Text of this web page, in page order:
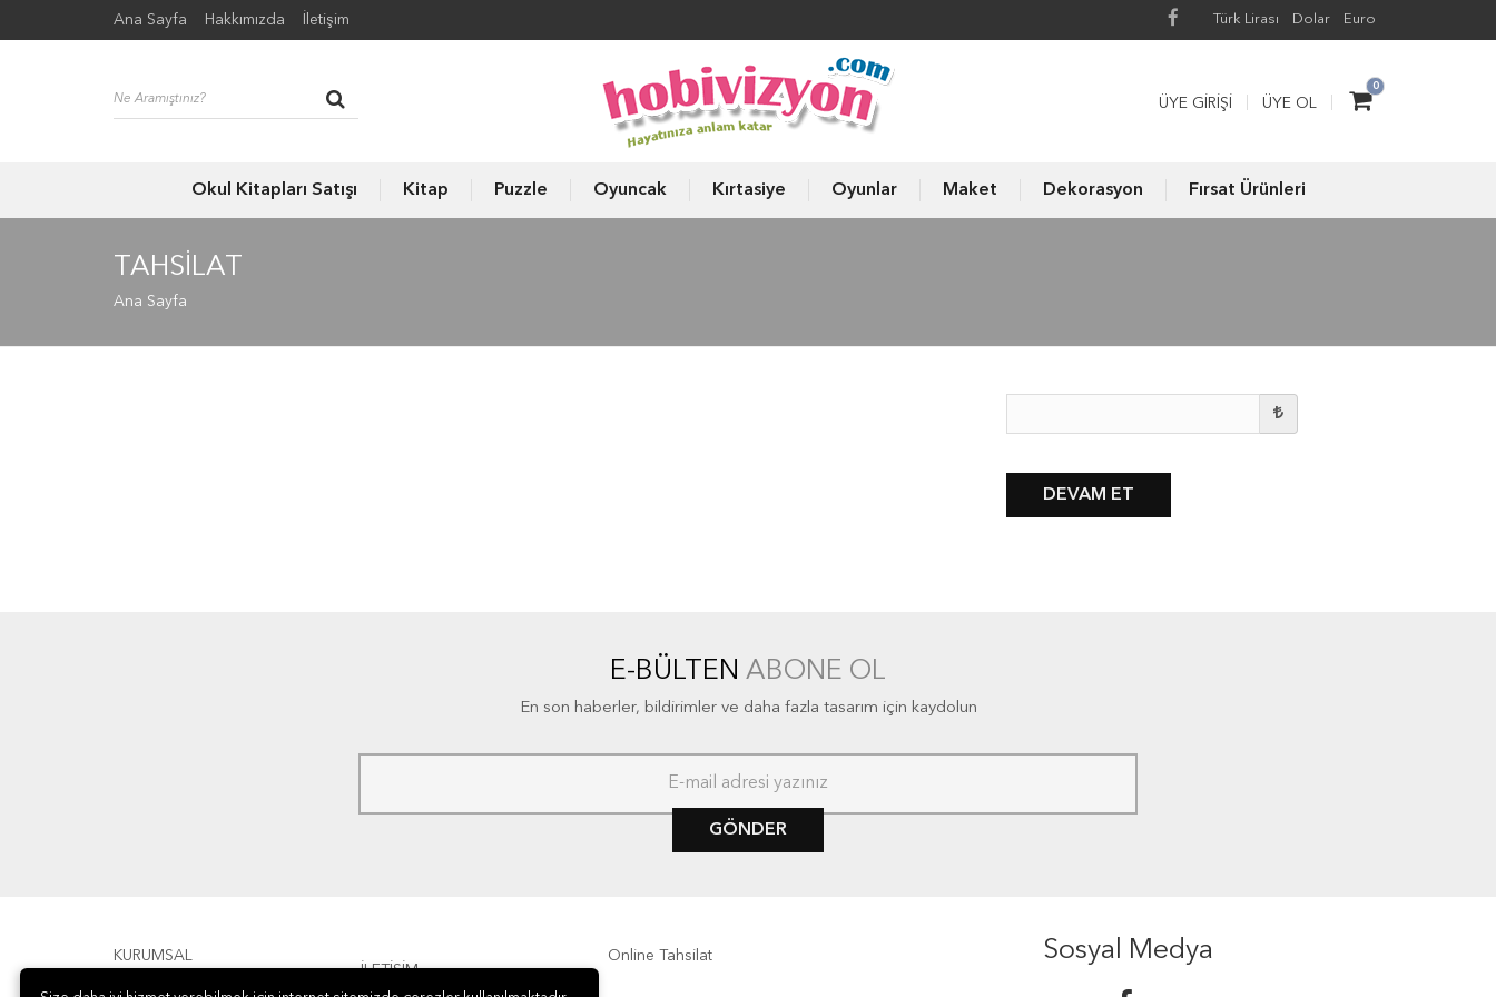
Ana Sayfa Hakkımızda İletişim Türk Lirası Dolar Euro
0
ÜYE GIRIŞI ÜYE OL
Okul Kitapları Satışı Kitap Puzzle Oyuncak Kırtasiye Oyunlar Maket Dekorasyon Fırsat Ürünleri
TAHSILAT
Ana Sayfa
DEVAM ET
E-BÜLTEN ABONE OL
En son haberler, bildirimler ve daha fazla tasarım için kaydolun
GÖNDER
KURUMSAL
İLETİŞİM
Online Tahsilat Sosyal Medya